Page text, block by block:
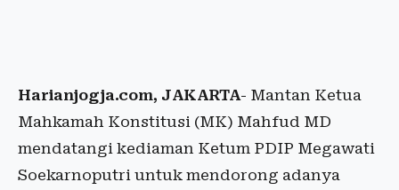
Harianjogja.com, JAKARTA- Mantan Ketua
Mahkamah Konstitusi (MK) Mahfud MD
mendatangi kediaman Ketum PDIP Megawati
Soekarnoputri untuk mendorong adanya